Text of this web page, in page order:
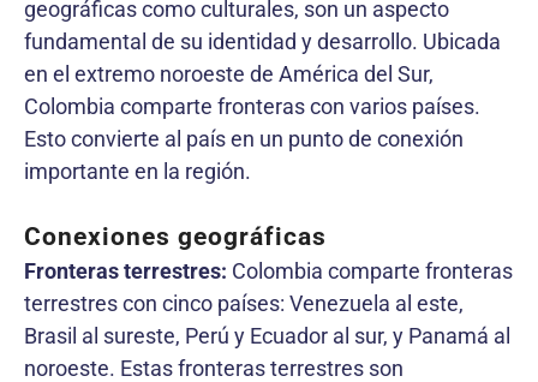
geográficas como culturales, son un aspecto
fundamental de su identidad y desarrollo. Ubicada
en el extremo noroeste de América del Sur,
Colombia comparte fronteras con varios países.
Esto convierte al país en un punto de conexión
importante en la región.
Conexiones geográficas
Fronteras terrestres: Colombia comparte fronteras
terrestres con cinco países: Venezuela al este,
Brasil al sureste, Perú y Ecuador al sur, y Panamá al
noroeste. Estas fronteras terrestres son